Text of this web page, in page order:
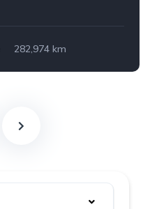
282,974 km